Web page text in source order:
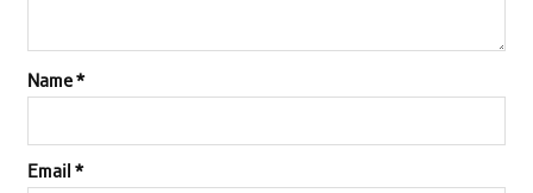
Name*
Email *